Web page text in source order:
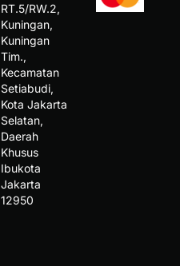
RT.5/RW.2,
Kuningan,
Kuningan
Tim.,
Kecamatan
Setiabudi,
Kota Jakarta
Selatan,
Daerah
Khusus
Ibukota
Jakarta
12950